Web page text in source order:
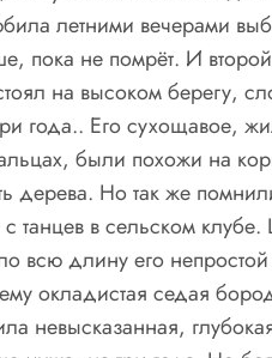
летними вечерами
пока не помрёт. И
на высоком берегу,
года.. Его сухощавое,
были похожи на
дерева. Но так же
танцев в сельском
всю длину его
окладистая седая
невысказанная,